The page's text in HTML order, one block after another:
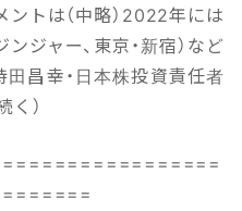
ントは（中略）2022年には
ジャー、東京・新宿）など
昌幸・日本株投資責任者
く）